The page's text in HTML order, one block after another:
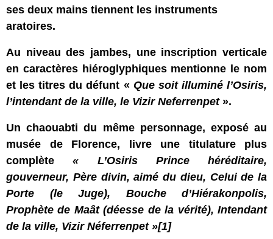
ses deux mains tiennent les instruments
aratoires.
Au niveau des jambes, une inscription verticale
en caractères hiéroglyphiques mentionne le nom
et les titres du défunt « Que soit illuminé l’Osiris,
l’intendant de la ville, le Vizir Neferrenpet ».
Un chaouabti du même personnage, exposé au
musée de Florence, livre une titulature plus
complète« L’Osiris Prince héréditaire,
gouverneur, Père divin, aimé du dieu, Celui de la
Porte (le Juge), Bouche d’Hiérakonpolis,
Prophète de Maât (déesse de la vérité), Intendant
de la ville, Vizir Néferrenpet »[1]